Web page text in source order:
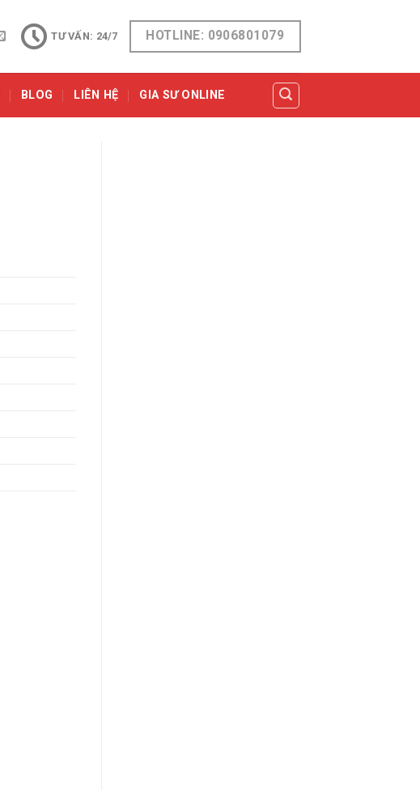
TƯ VẤN: 24/7 HOTLINE: 0906801079
BLOG LIÊN HỆ GIA SƯ ONLINE